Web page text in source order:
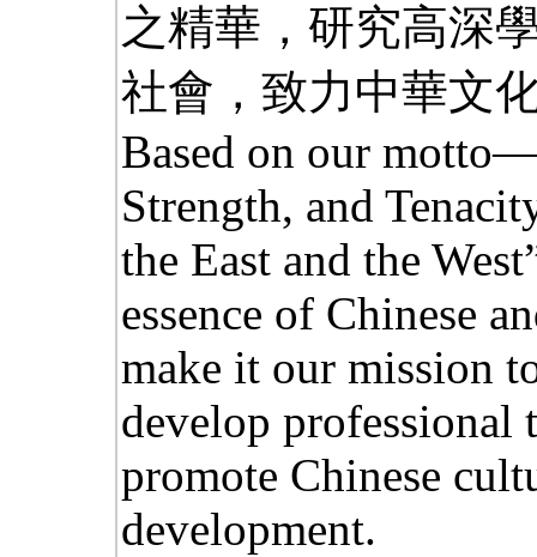
之精華，研究高深
社會，致力中華文
Based on our
Strength, and
the East and the
essence of Chinese
make it our mission
develop professional
promote Chinese
development.